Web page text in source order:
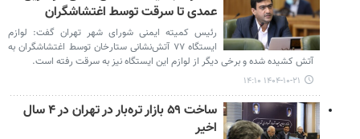
عمدی تا سرقت توسط اغتشاشگران
رئیس کمیته ایمنی شورای شهر تهران گفت: لوازم
ایستگاه ۷۷ آتش‌نشانی ستارخان توسط اغتشاشگران‌ به
آتش کشیده شده و برخی دیگر از لوازم این ایستگاه نیز به سرقت رفته است.
۱۴۰۴-۱۰-۲۱ ۱۴:۱۰
ساخت ۵۹ بازار تره‌بار در تهران در ۴ سال
اخیر